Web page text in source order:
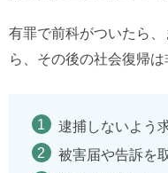
有罪で前科がついたら
ら、その後の社会復帰は
逮捕しないよう
被害届や告訴を